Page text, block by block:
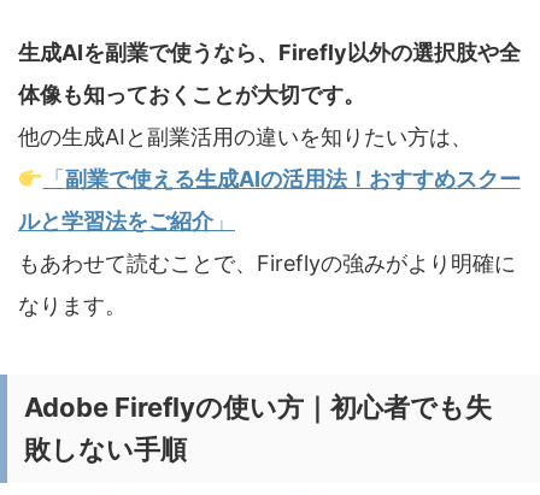
生成AIを副業で使うなら、Firefly以外の選択肢や全
体像も知っておくことが大切です。
他の生成AIと副業活用の違いを知りたい方は、
「 副業で使える生成AIの活用法！おすすめスクー
ルと学習法をご紹介」
もあわせて読むことで、Fireflyの強みがより明確に
なります。
Adobe Fireflyの使い方｜初心者でも失
敗しない手順